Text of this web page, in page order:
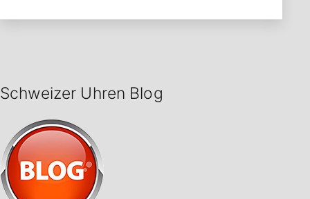
Schweizer Uhren Blog